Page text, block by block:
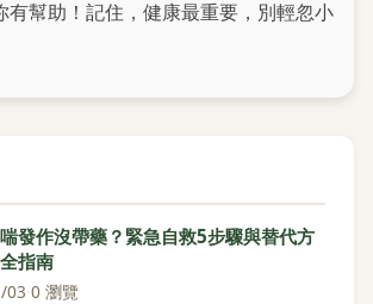
有幫助！記住，健康最重要，別輕忽小
發作沒帶藥？緊急自救5步驟與替代方
指南
03·0 瀏覽